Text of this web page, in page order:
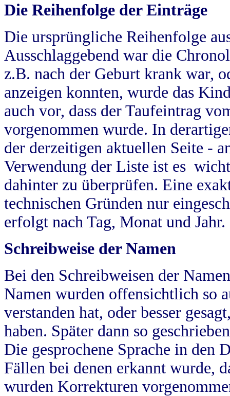
Die Reihenfolge der Einträge
Die ursprüngliche Reihenfolge
Ausschlaggebend war die
z.B. nach der Geburt krank war,
anzeigen konnten, wurde das
auch vor, dass der Taufeintrag
vorgenommen wurde. In
der derzeitigen aktuellen Seite -
Verwendung der Liste ist es
dahinter zu überprüfen. Eine
technischen Gründen nur
erfolgt nach Tag, Monat und Jahr.
Schreibweise der Namen
Bei den Schreibweisen der
Namen wurden offensichtlich so
verstanden hat, oder besser
haben. Später dann so
Die gesprochene Sprache in
Fällen bei denen erkannt wurde,
wurden Korrekturen